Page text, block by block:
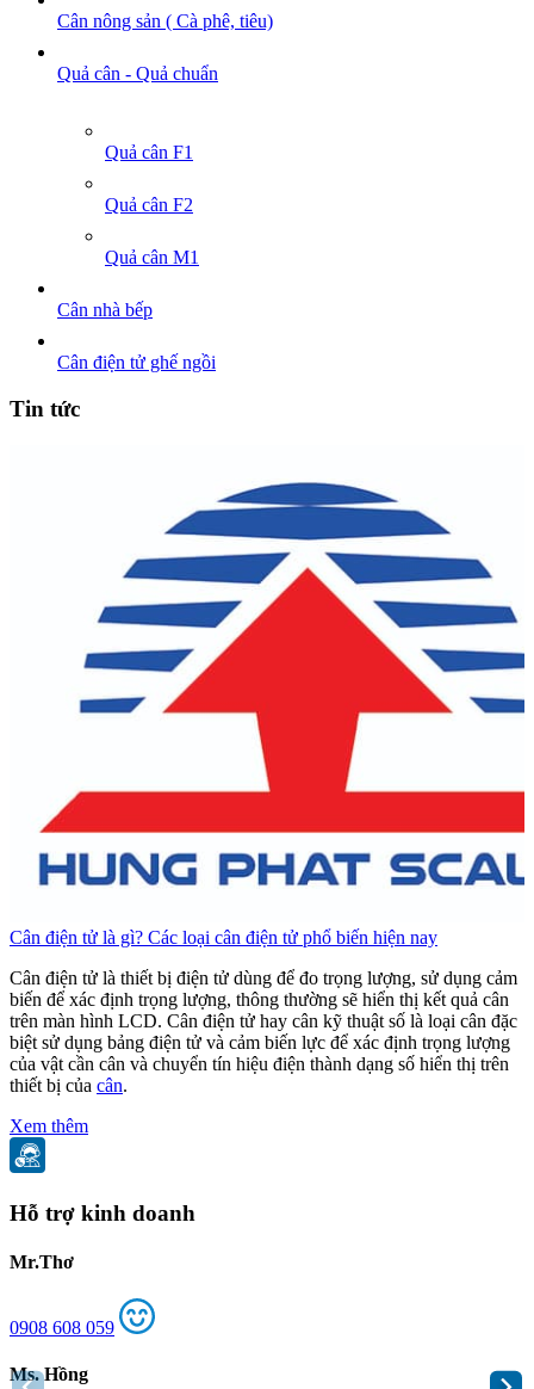
Cân nông sản ( Cà phê, tiêu)
Quả cân - Quả chuẩn
Quả cân F1
Quả cân F2
Quả cân M1
Cân nhà bếp
Cân điện tử ghế ngồi
Tin tức
Cân điện tử là gì? Các loại cân điện tử phổ biến hiện nay
Cân điện tử là thiết bị điện tử dùng để đo trọng lượng, sử dụng cảm
biến để xác định trọng lượng, thông thường sẽ hiển thị kết quả cân
trên màn hình LCD. Cân điện tử hay cân kỹ thuật số là loại cân đặc
biệt sử dụng bảng điện tử và cảm biến lực để xác định trọng lượng
của vật cần cân và chuyển tín hiệu điện thành dạng số hiển thị trên
thiết bị của cân.
Xem thêm
Hỗ trợ kinh doanh
Mr.Thơ
0908 608 059
Ms. Hồng